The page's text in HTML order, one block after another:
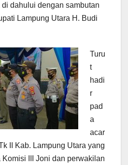
dahului dengan sambutan
Lampung Utara H. Budi
Turu
t
hadi
r
pad
a
acar
II Kab. Lampung Utara yang
III Joni dan perwakilan